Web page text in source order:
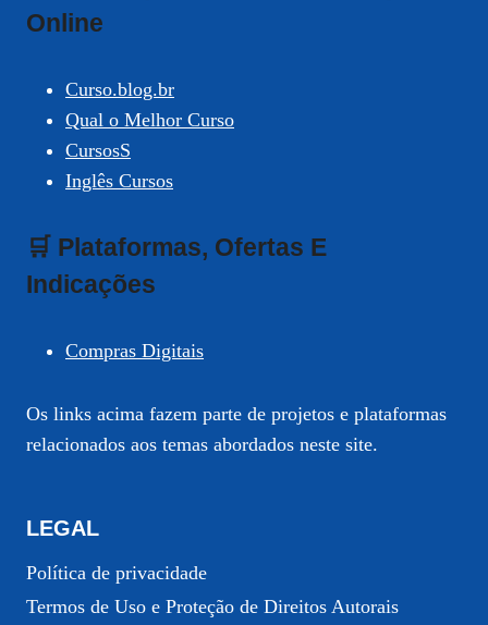
Online
Curso.blog.br
Qual o Melhor Curso
CursosS
Inglês Cursos
🛒 Plataformas, Ofertas E
Indicações
Compras Digitais
Os links acima fazem parte de projetos e plataformas
relacionados aos temas abordados neste site.
LEGAL
Política de privacidade
Termos de Uso e Proteção de Direitos Autorais